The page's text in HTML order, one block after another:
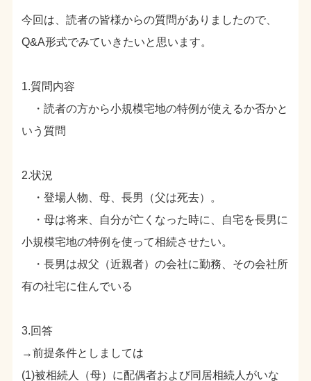
今回は、読者の皆様からの質問がありましたので、
Q&A形式でみていきたいと思います。
1.質問内容
・読者の方から小規模宅地の特例が使えるか否かと
いう質問
2.状況
・登場人物、母、長男（父は死去）。
・母は将来、自分が亡くなった時に、自宅を長男に
小規模宅地の特例を使って相続させたい。
・長男は叔父（近親者）の会社に勤務、その会社所
有の社宅に住んでいる
3.回答
→前提条件としましては
(1)被相続人（母）に配偶者および同居相続人がいな